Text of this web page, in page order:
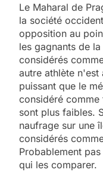
Le Maharal de
la société
opposition au
les gagnants de
considérés
autre athlète
puissant que le
considéré
sont plus faibles.
naufrage sur une
considérés
Probablement
qui les comparer.